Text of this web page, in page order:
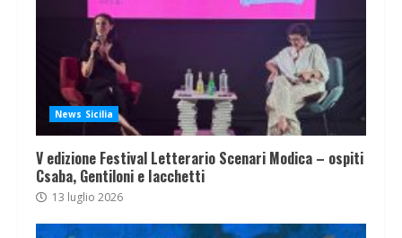
News Sicilia
V edizione Festival Letterario Scenari Modica – ospiti
Csaba, Gentiloni e Iacchetti
13 luglio 2026